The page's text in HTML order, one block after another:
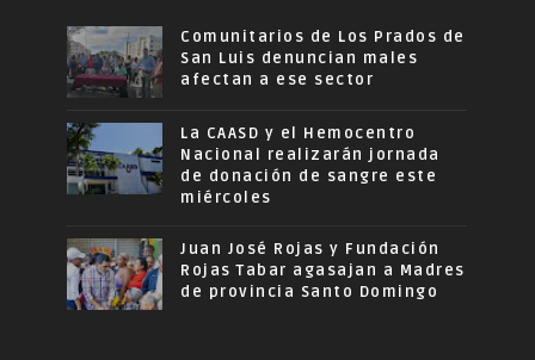
Comunitarios de Los Prados de
San Luis denuncian males
afectan a ese sector
La CAASD y el Hemocentro
Nacional realizarán jornada
de donación de sangre este
miércoles
Juan José Rojas y Fundación
Rojas Tabar agasajan a Madres
de provincia Santo Domingo